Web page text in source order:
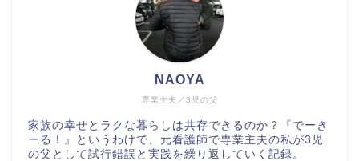
専業主夫／3児の父
NAOYA
家族の幸せとラクな暮らしは共存できるのか？『でーき
ーる！』というわけで、元看護師で専業主夫の私が3児
の父として試行錯誤と実践を繰り返していく記録。